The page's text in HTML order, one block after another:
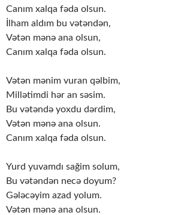
Canım xalqa fəda olsun.
İlham aldım bu vətəndən,
Vətən mənə ana olsun,
Canım xalqa fəda olsun.
Vətən mənim vuran qəlbim,
Millətimdi hər an səsim.
Bu vətəndə yoxdu dərdim,
Vətən mənə ana olsun.
Canım xalqa fəda olsun.
Yurd yuvamdı sağim solum,
Bu vətəndən necə doyum?
Gələcəyim azad yolum.
Vətən mənə ana olsun.